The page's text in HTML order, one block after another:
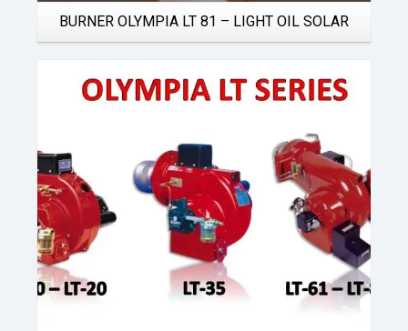
BURNER OLYMPIA LT 81 – LIGHT OIL SOLAR
Details